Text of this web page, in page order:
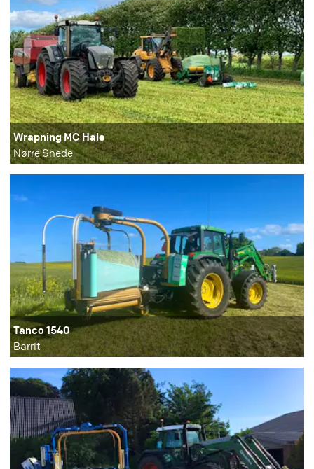
Wrapning MC Hale
Nørre Snede
Tanco 1540
Barrit